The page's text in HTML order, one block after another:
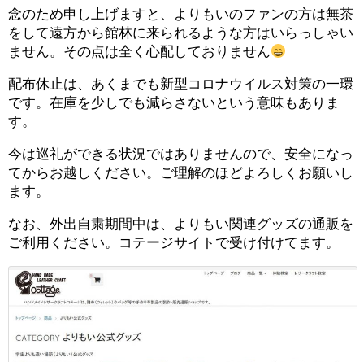
念のため申し上げますと、よりもいのファンの方は無茶
をして遠方から館林に来られるような方はいらっしゃい
ません。その点は全く心配しておりません
配布休止は、あくまでも新型コロナウイルス対策の一環
です。在庫を少しでも減らさないという意味もありま
す。
今は巡礼ができる状況ではありませんので、安全になっ
てからお越しください。ご理解のほどよろしくお願いし
ます。
なお、外出自粛期間中は、よりもい関連グッズの通販を
ご利用ください。コテージサイトで受け付けてます。